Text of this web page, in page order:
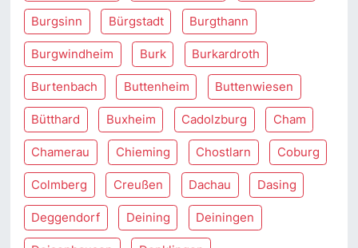
Burgsinn Bürgstadt Burgthann
Burgwindheim Burk Burkardroth
Burtenbach Buttenheim Buttenwiesen
Bütthard Buxheim Cadolzburg Cham
Chamerau Chieming Chostlarn Coburg
Colmberg Creußen Dachau Dasing
Deggendorf Deining Deiningen